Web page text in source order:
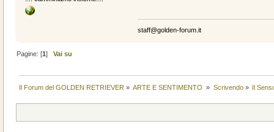
staff@golden-forum.it
Pagine: [1]Vai su
Il Forum del GOLDEN RETRIEVER » ARTE E SENTIMENTO » Scrivendo» Il